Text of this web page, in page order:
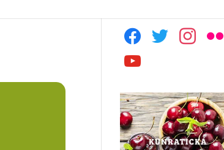
facebooktwitter instagram
flickr
youtube